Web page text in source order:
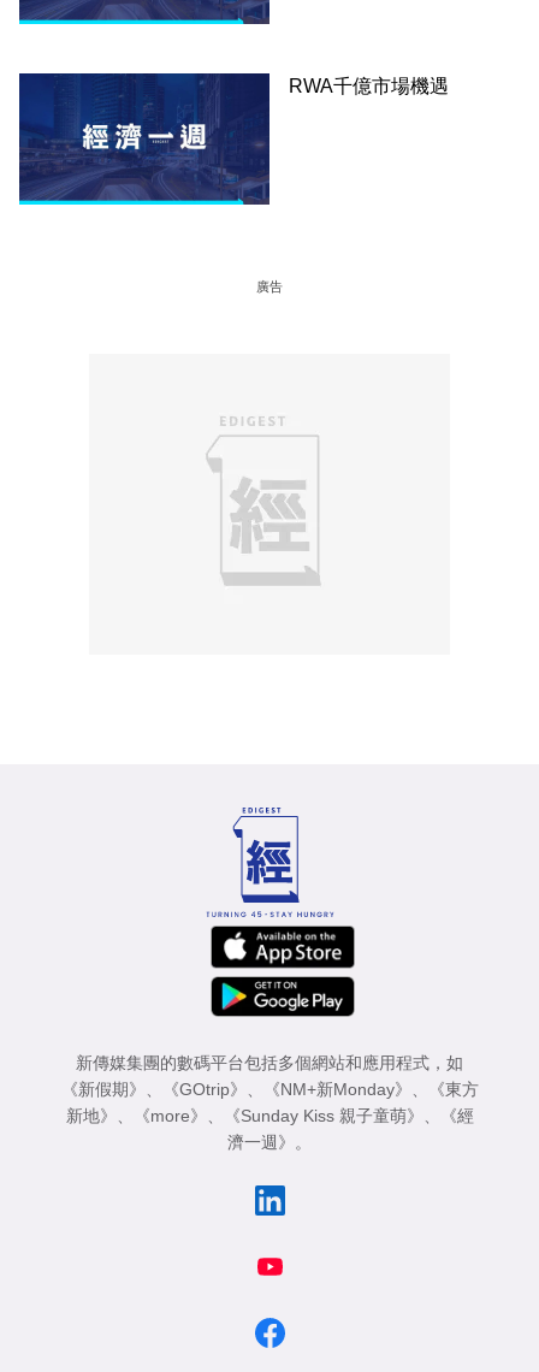
RWA千億市場機遇
廣告
新傳媒集團的數碼平台包括多個網站和應用程式，如
《新假期》 、 《GOtrip》 、 《NM+新Monday》 、
《東方
新地》 、 《more》 、 《Sunday Kiss 親子童萌》 、
《經
濟一週》 。